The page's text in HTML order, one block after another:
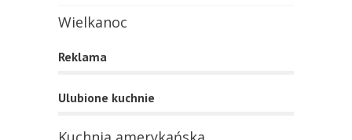
Wielkanoc
Reklama
Ulubione kuchnie